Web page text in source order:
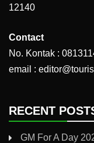
12140
Contact
No. Kontak :
email :
RECENT
GM For A Day